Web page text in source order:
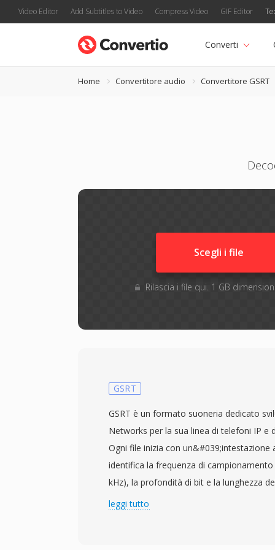
Video Editor Add Subtitles to Video Compress Video GIF Editor
Converti
Home Convertitore audio Convertitore GSRT
Scegli i file
Rilascia i file qui. 1 GB
GSRT
GSRT è un formato suoneria dedicato
Networks per la sua linea di telefoni IP e
Ogni file inizia con un&#039;intestazione
identifica la frequenza di
kHz), la profondità di bit e la lunghezza
dati audio codificati in PCM o mu-law
leggi tutto